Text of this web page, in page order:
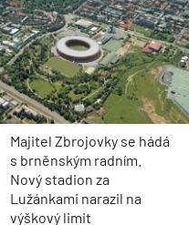
Majitel Zbrojovky se hádá
s brněnským radním.
Nový stadion za
Lužánkami narazil na
výškový limit